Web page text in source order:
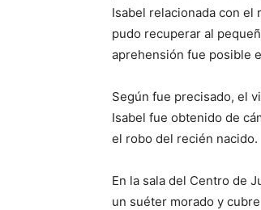
Isabel relacionada con el
pudo recuperar al
aprehensión fue posible
Según fue precisado, el
Isabel fue obtenido de
el robo del recién nacido.
En la sala del Centro de
un suéter morado y